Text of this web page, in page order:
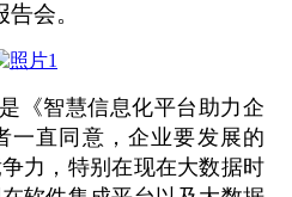
会。
《智慧信息化平台助力企
一直同意，企业要发展的
力，特别在现在大数据时